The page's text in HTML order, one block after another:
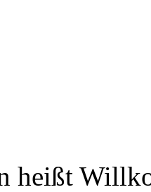
heißt